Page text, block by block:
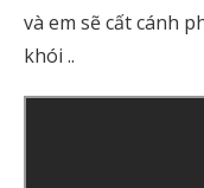
và em sẽ cất cánh
khói ..